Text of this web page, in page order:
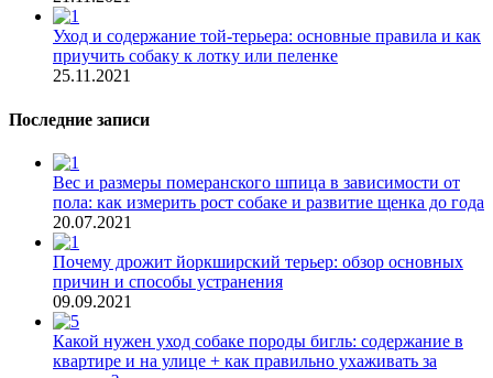
Уход и содержание той-терьера: основные правила и как
приучить собаку к лотку или пеленке
25.11.2021
Последние записи
Вес и размеры померанского шпица в зависимости от
пола: как измерить рост собаке и развитие щенка до года
20.07.2021
Почему дрожит йоркширский терьер: обзор основных
причин и способы устранения
09.09.2021
Какой нужен уход собаке породы бигль: содержание в
квартире и на улице + как правильно ухаживать за